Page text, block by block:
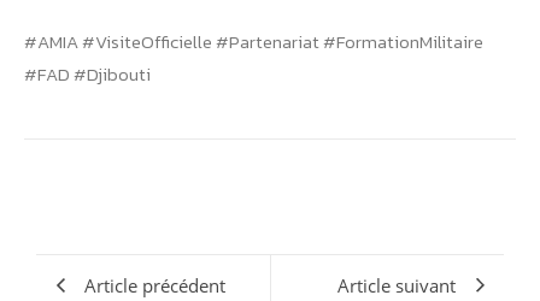
#AMIA #VisiteOfficielle #Partenariat #FormationMilitaire
#FAD #Djibouti
Article précédent Article suivant